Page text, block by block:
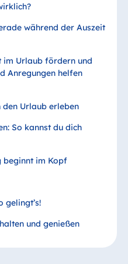
während der Auszeit
im Urlaub fördern und
Anregungen helfen
Urlaub erleben
So kannst du dich
beginnt im Kopf
gelingt’s!
und genießen